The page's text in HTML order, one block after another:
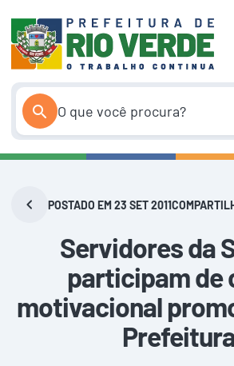
conteúdo
POSTADO EM 23 SET 2011
Servidores da
participam de
motivacional